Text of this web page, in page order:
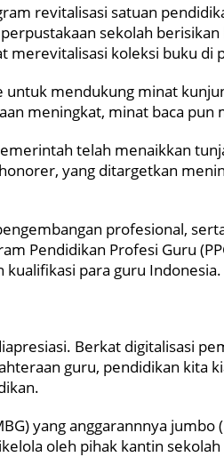
revitalisasi satuan
sekolah
merevitalisasi koleksi buku di
mendukung minat
meningkat, minat baca pun
telah menaikkan
yang ditargetkan
profesional,
Pendidikan Profesi Guru
para guru Indonesia.
Berkat digitalisasi
guru, pendidikan kita
yang anggarannnya jumbo
oleh pihak kantin